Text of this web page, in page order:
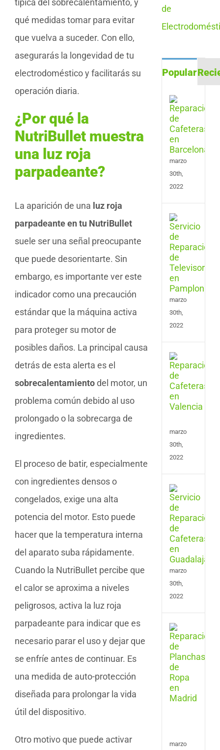
típica del sobrecalentamiento, y
qué medidas tomar para evitar
que vuelva a suceder. Con ello,
asegurarás la longevidad de tu
electrodoméstico y facilitarás su
operación diaria.
¿Por qué la
NutriBullet muestra
una luz roja
parpadeante?
La aparición de una luz roja
parpadeante en tu NutriBullet
suele ser una señal preocupante
que puede desorientarte. Sin
embargo, es importante ver este
indicador como una precaución
estándar que la máquina activa
para proteger su motor de
posibles daños. La principal causa
detrás de esta alerta es el
sobrecalentamientodel motor, un
problema común debido al uso
prolongado o la sobrecarga de
ingredientes.
El proceso de batir, especialmente
con ingredientes densos o
congelados, exige una alta
potencia del motor. Esto puede
hacer que la temperatura interna
del aparato suba rápidamente.
Cuando la NutriBullet percibe que
el calor se aproxima a niveles
peligrosos, activa la luz roja
parpadeante para indicar que es
necesario parar el uso y dejar que
se enfríe antes de continuar. Es
una medida de auto-protección
diseñada para prolongar la vida
útil del dispositivo.
Otro motivo que puede activar
Popular
de
en
marzo
30th,
2022
de
en
marzo
30th,
2022
de
de
en
marzo
30th,
2022
de
en
marzo
30th,
2022
de
de
marzo